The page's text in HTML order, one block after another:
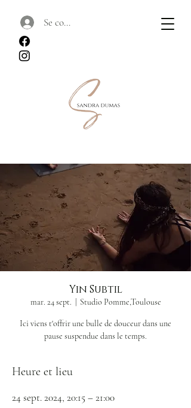
Se connecter
Yin Subtil
mar. 24 sept. Studio Pomme,Toulouse
Ici viens t'offrir une bulle de douceur dans une
pause suspendue dans le temps.
Heure et lieu
24 sept. 2024, 20:15 – 21:00